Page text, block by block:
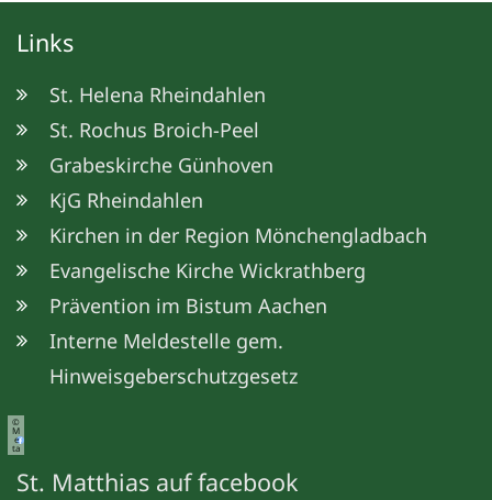
Links
St. Helena Rheindahlen
St. Rochus Broich-Peel
Grabeskirche Günhoven
KjG Rheindahlen
Kirchen in der Region Mönchengladbach
Evangelische Kirche Wickrathberg
Prävention im Bistum Aachen
Interne Meldestelle gem.
Hinweisgeberschutzgesetz
©
M
e
ta
St. Matthias auf facebook